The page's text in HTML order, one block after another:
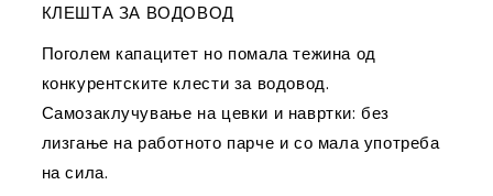
КЛЕШТА ЗА ВОДОВОД
Поголем капацитет но помала тежина од
конкурентските клести за водовод.
Самозаклучување на цевки и навртки: без
лизгање на работното парче и со мала употреба
на сила.